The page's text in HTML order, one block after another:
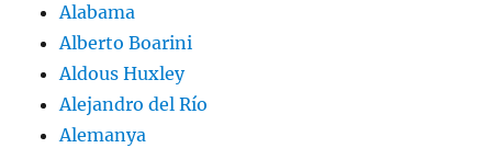
Alabama
Alberto Boarini
Aldous Huxley
Alejandro del Río
Alemanya